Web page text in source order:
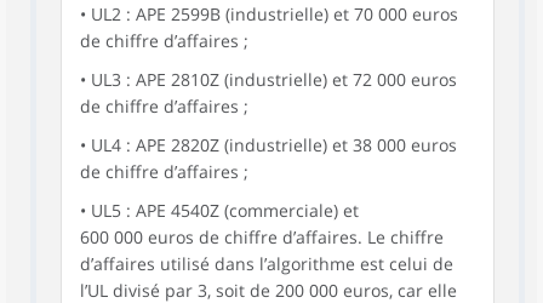
• UL2 : APE 2599B (industrielle) et 70 000 euros
de chiffre d’affaires ;
• UL3 : APE 2810Z (industrielle) et 72 000 euros
de chiffre d’affaires ;
• UL4 : APE 2820Z (industrielle) et 38 000 euros
de chiffre d’affaires ;
• UL5 : APE 4540Z (commerciale) et
600 000 euros de chiffre d’affaires. Le chiffre
d’affaires utilisé dans l’algorithme est celui de
l’UL divisé par 3, soit de 200 000 euros, car elle